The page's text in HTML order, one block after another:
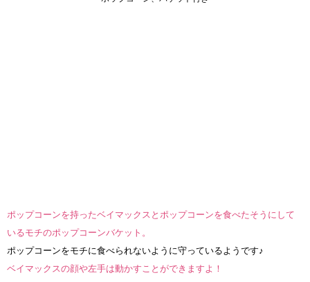
ポップコーンを持ったベイマックスとポップコーンを食べたそうにして
いるモチのポップコーンバケット。
ポップコーンをモチに食べられないように守っているようです♪
ベイマックスの顔や左手は動かすことができますよ！